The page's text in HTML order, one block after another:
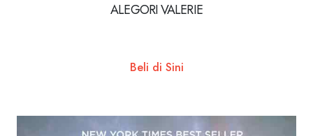
ALEGORI VALERIE
Beli di Sini